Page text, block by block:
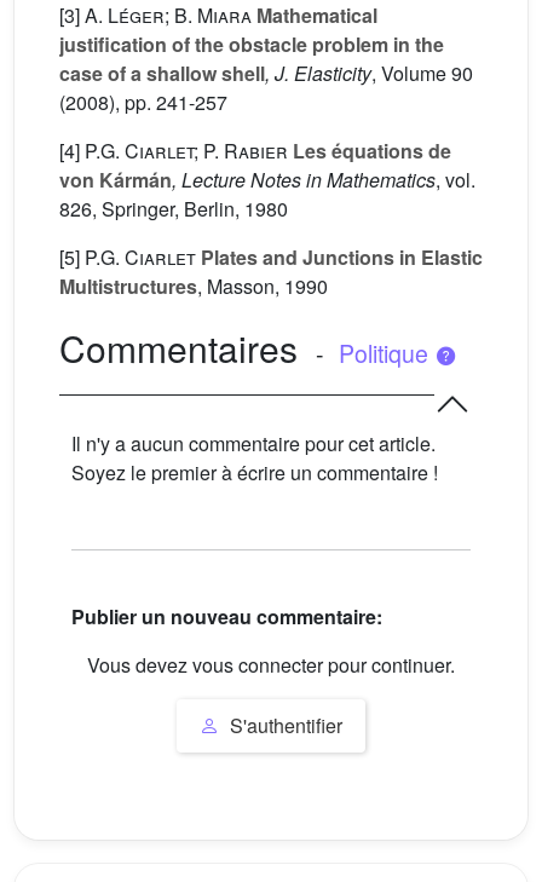
[3]A. Léger; B. Miara Mathematical
justification of the obstacle problem in the
case of a shallow shell, J. Elasticity, Volume 90
(2008), pp. 241-257
[4] P.G. Ciarlet; P. Rabier Les équations de
von Kármán, Lecture Notes in Mathematics, vol.
826, Springer, Berlin, 1980
[5] P.G. Ciarlet Plates and Junctions in Elastic
Multistructures, Masson, 1990
Commentaires - Politique
Il n'y a aucun commentaire pour cet article.
Soyez le premier à écrire un commentaire !
Publier un nouveau commentaire:
Vous devez vous connecter pour continuer.
S'authentifier